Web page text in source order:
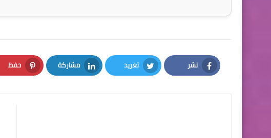
نشر
Facebook
تغريد
Twitter
مشاركة
LinkedIn
حفظ
Pinterest